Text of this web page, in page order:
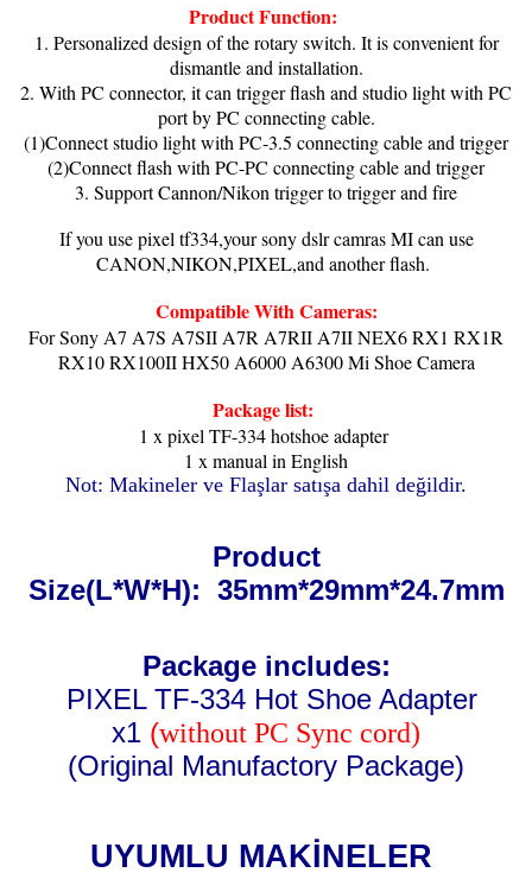
Product Function:
1. Personalized design of the rotary switch. It is convenient for
dismantle and installation.
2. With PC connector, it can trigger flash and studio light with PC
port by PC connecting cable.
(1)Connect studio light with PC-3.5 connecting cable and trigger
(2)Connect flash with PC-PC connecting cable and trigger
3. Support Cannon/Nikon trigger to trigger and fire
If you use pixel tf334,your sony dslr camras MI can use
CANON,NIKON,PIXEL,and another flash.
Compatible With Cameras:
For Sony A7 A7S A7SII A7R A7RII A7II NEX6 RX1 RX1R
RX10 RX100II HX50 A6000 A6300 Mi Shoe Camera
Package list:
1 x pixel TF-334 hotshoe adapter
1 x manual in English
Not: Makineler ve Flaşlar satışa dahil değildir.
Product
Size(L*W*H): 35mm*29mm*24.7mm
Package includes:
PIXEL TF-334 Hot Shoe Adapter
x1 (without PC Sync cord)
(Original Manufactory Package)
UYUMLU MAKİNELER